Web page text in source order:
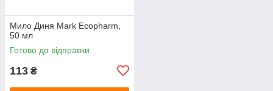
Мило Диня Mark Ecopharm,
50 мл
Готово до відправки
113 ₴